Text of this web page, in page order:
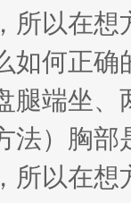
所以在
如何正
腿端坐
法）胸
所以在